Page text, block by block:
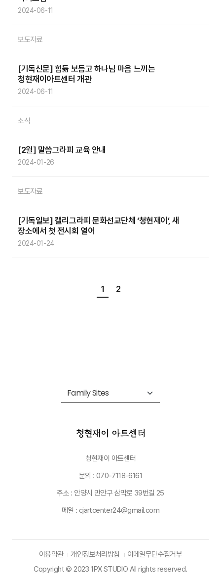
2024-06-11
보도자료
[기독신문] 힘듦 보듬고 하나님 마음 느끼는
청현재이아트센터 개관
2024-06-11
소식
[2월] 말씀그라피 교육 안내
2024-01-26
보도자료
[기독일보] 캘리그라피 문화선교단체 ‘청현재이’, 새
장소에서 첫 전시회 열어
2024-01-24
1 2
청현재이 아트센터
문의 : 070-7118-6161
주소 : 안양시 만안구 삼막로 39번길 25
메일 : cjartcenter24@gmail.com
이용약관 개인정보처리방침
이메일무단수집거부
Copyright © 2023 1PX STUDIO All rights reserved.